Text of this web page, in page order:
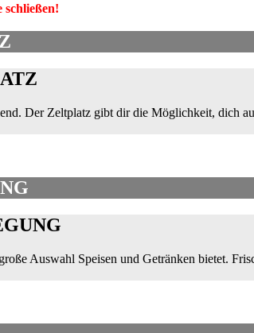
Der Zeltplatz gibt dir die Möglichkeit, dich
Auswahl Speisen und Getränken bietet.